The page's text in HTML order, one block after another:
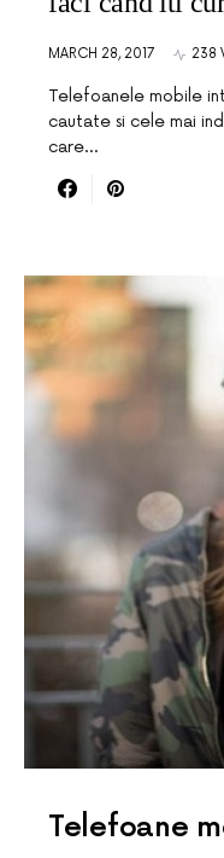
MARCH 28, 2017 238
Telefoanele mobile
cautate si cele mai
care…
Telefoane